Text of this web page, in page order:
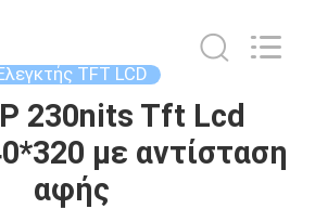
TFT LCD
230nits Tft Lcd
με αντίσταση
αφής